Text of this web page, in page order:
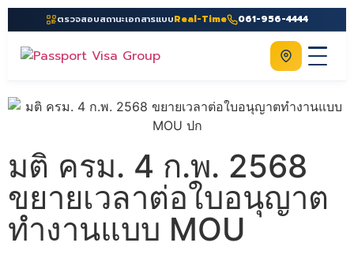
ตรวจสอบสถานะเอกสารแบบReal-Time 061-956-4444
Home
บริการ
คู่มือ
ความรู้
ติดต่อเรา
มติ ครม. 4 ก.พ. 2568
ขยายเวลาต่อใบอนุญาต
ทำงานแบบ MOU